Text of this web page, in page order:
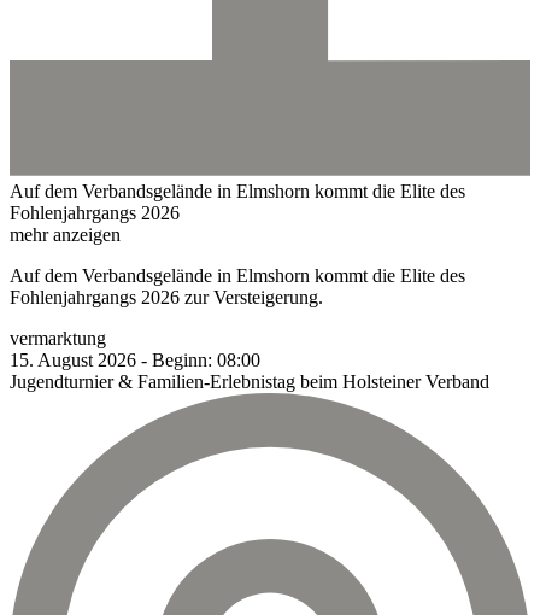
Auf dem Verbandsgelände in Elmshorn kommt die Elite des
Fohlenjahrgangs 2026
mehr anzeigen
Auf dem Verbandsgelände in Elmshorn kommt die Elite des
Fohlenjahrgangs 2026 zur Versteigerung.
vermarktung
15. August 2026 - Beginn: 08:00
Jugendturnier & Familien-Erlebnistag beim Holsteiner Verband